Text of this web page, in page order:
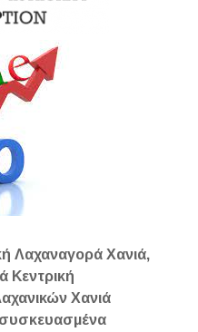
Λαχαναγορά Χανιά,
Κεντρική
Χανιά